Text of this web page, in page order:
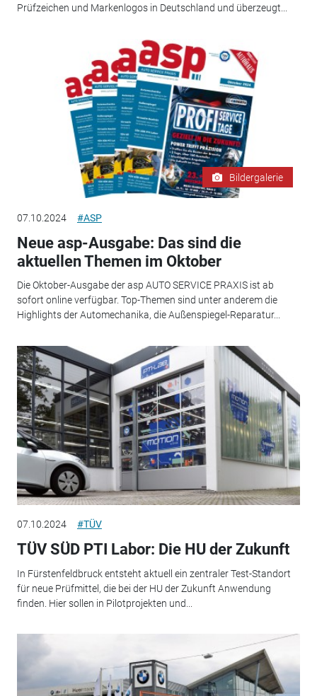
Prüfzeichen und Markenlogos in Deutschland und überzeugt...
Bildergalerie
07.10.2024 #ASP
Neue asp-Ausgabe: Das sind die
aktuellen Themen im Oktober
Die Oktober-Ausgabe der asp AUTO SERVICE PRAXIS ist ab
sofort online verfügbar. Top-Themen sind unter anderem die
Highlights der Automechanika, die Außenspiegel-Reparatur...
07.10.2024 #TÜV
TÜV SÜD PTI Labor: Die HU der Zukunft
In Fürstenfeldbruck entsteht aktuell ein zentraler Test-Standort
für neue Prüfmittel, die bei der HU der Zukunft Anwendung
finden. Hier sollen in Pilot­projekten und...